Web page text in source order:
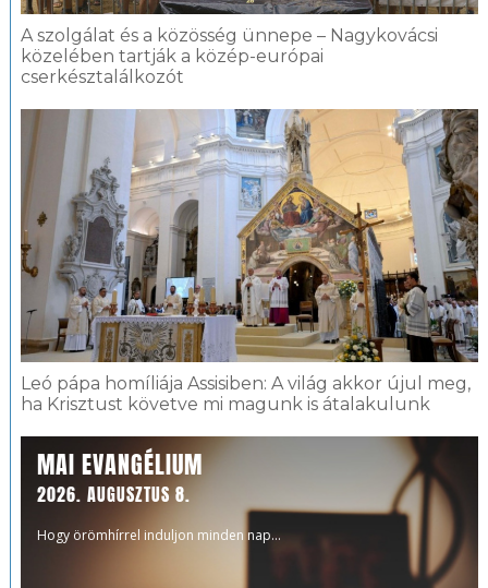
A szolgálat és a közösség ünnepe – Nagykovácsi
közelében tartják a közép-európai
cserkésztalálkozót
Leó pápa homíliája Assisiben: A világ akkor újul meg,
ha Krisztust követve mi magunk is átalakulunk
MAI EVANGÉLIUM
2026. AUGUSZTUS 8.
Hogy örömhírrel induljon minden nap...